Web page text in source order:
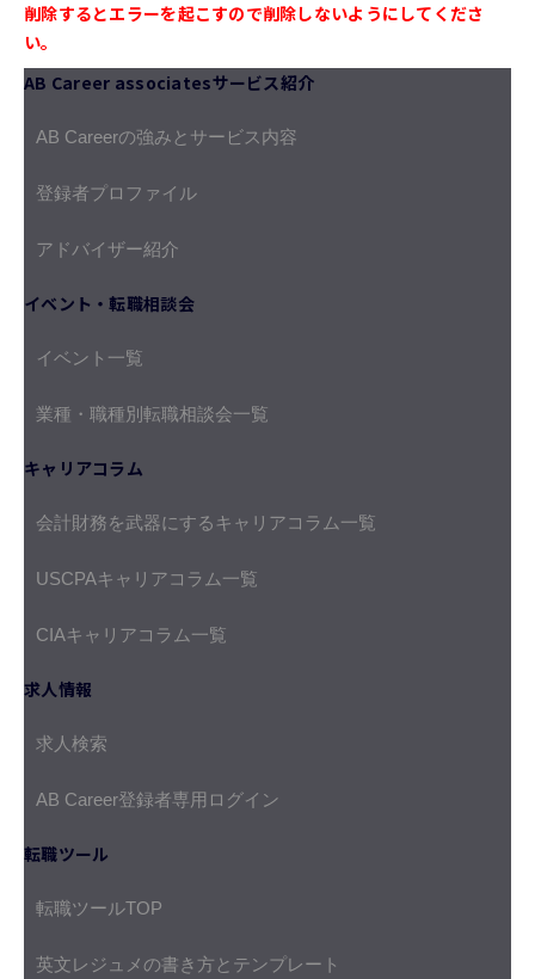
削除するとエラーを起こすので削除しないようにしてくださ
い。
AB Career associatesサービス紹介
AB Careerの強みとサービス内容
登録者プロファイル
アドバイザー紹介
イベント・転職相談会
イベント一覧
業種・職種別転職相談会一覧
キャリアコラム
会計財務を武器にするキャリアコラム一覧
USCPAキャリアコラム一覧
CIAキャリアコラム一覧
求人情報
求人検索
AB Career登録者専用ログイン
転職ツール
転職ツールTOP
英文レジュメの書き方とテンプレート